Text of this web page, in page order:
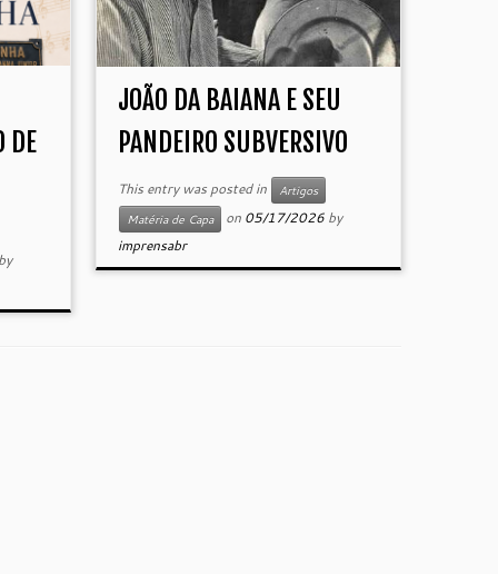
DE
JOÃO DA BAIANA E SEU
PANDEIRO SUBVERSIVO
This entry was posted in
Artigos
Matéria de Capa
on 05/17/2026 by
imprensabr